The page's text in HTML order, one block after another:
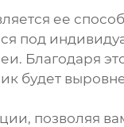
ее
под
Благодаря
будет
позволяя